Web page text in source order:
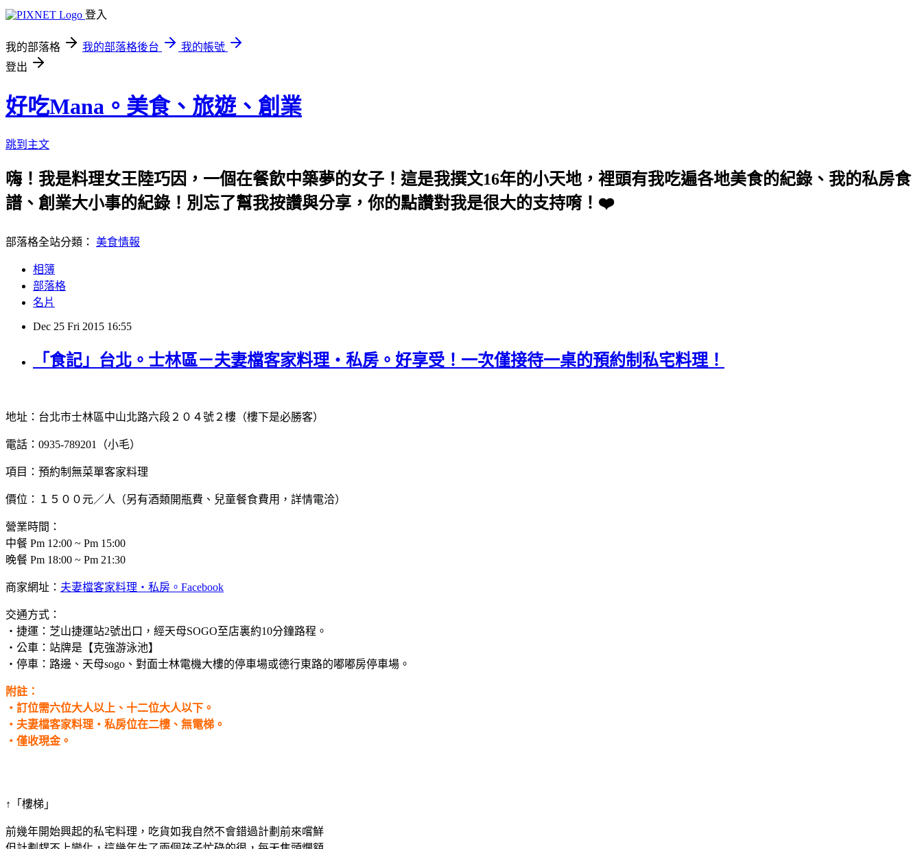
登入
我的部落格 我的部落格後台
我的帳號
登出
好吃Mana。美食、旅遊、創業
跳到主文
嗨！我是料理女王陸巧因，一個在餐飲中築夢的女子！這是我撰文16年的小天地，裡頭有我吃遍各地美食的紀錄、我的私房食
譜、創業大小事的紀錄！別忘了幫我按讚與分享，你的點讚對我是很大的支持唷！❤️
部落格全站分類： 美食情報
相簿
部落格
名片
Dec 25 Fri 2015 16:55
「食記」台北。士林區－夫妻檔客家料理‧私房。好享受！一次僅接待一桌的預約制私宅料理！
地址：台北市士林區中山北路六段２０４號２樓（樓下是必勝客）
電話：0935-789201（小毛）
項目：預約制無菜單客家料理
價位：１５００元／人（另有酒類開瓶費、兒童餐食費用，詳情電洽）
營業時間：
中餐 Pm 12:00 ~ Pm 15:00
晚餐 Pm 18:00 ~ Pm 21:30
商家網址： 夫妻檔客家料理‧私房。Facebook
交通方式：
・捷運：芝山捷運站2號出口，經天母SOGO至店裏約10分鐘路程。
・公車：站牌是【克強游泳池】
・停車：路邊、天母sogo、對面士林電機大樓的停車場或德行東路的嘟嘟房停車場。
附註：
・訂位需六位大人以上、十二位大人以下。
・夫妻檔客家料理‧私房位在二樓、無電梯。
・僅收現金。
↑「樓梯」
前幾年開始興起的私宅料理，吃貨如我自然不會錯過計劃前來嚐鮮